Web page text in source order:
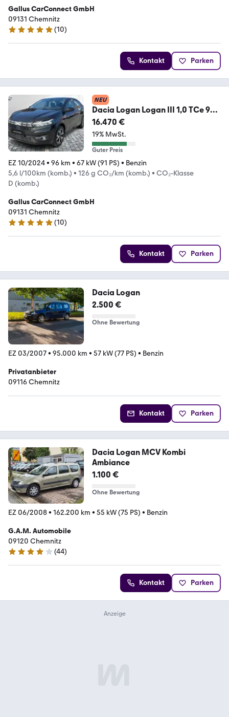
Gallus CarConnect GmbH
09131 Chemnitz
4.8 Sterne
(10)
Kontakt Parken
NEU
Dacia Logan Logan III 1,0 TCe 90
CVT Black Edition
16.470 €
19% MwSt.
Guter Preis
EZ 10/2024• 96 km • 67 kW (91 PS) • Benzin
5,6 l/100km (komb.) • 126 g CO₂/km (komb.) • CO₂-Klasse
D (komb.)
Gallus CarConnect GmbH
09131 Chemnitz
4.8 Sterne
(10)
Kontakt Parken
Dacia Logan
2.500 €
Ohne Bewertung
EZ 03/2007• 95.000 km • 57 kW (77 PS) • Benzin
Privatanbieter
09116 Chemnitz
Kontakt Parken
Dacia Logan MCV Kombi
Ambiance
1.100 €
Ohne Bewertung
EZ 06/2008• 162.200 km • 55 kW (75 PS) • Benzin
G.A.M. Automobile
09120 Chemnitz
4 Sterne
(44)
Kontakt Parken